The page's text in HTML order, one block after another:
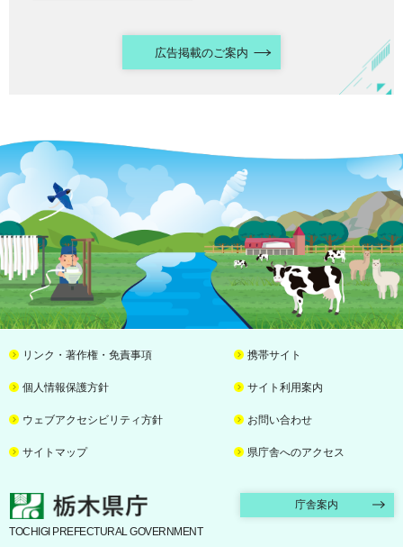
広告掲載のご案内
リンク・著作権・免責事項 携帯サイト
個人情報保護方針 サイト利用案内
ウェブアクセシビリティ方針 お問い合わせ
サイトマップ 県庁舎へのアクセス
栃木県庁 庁舎案内
TOCHIGI PREFECTURAL GOVERNMENT